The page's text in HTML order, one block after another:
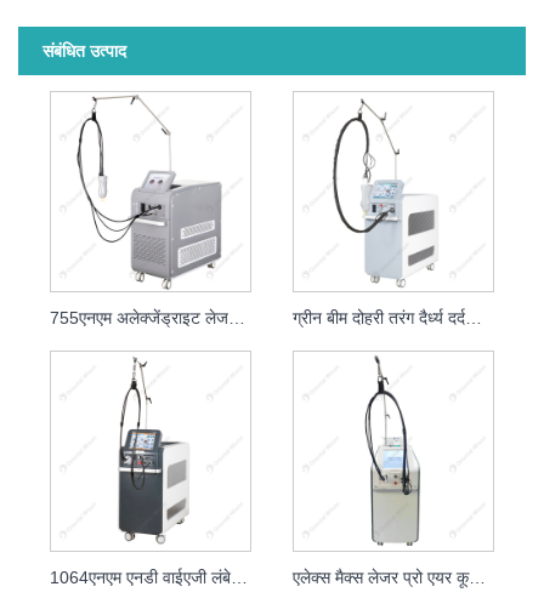
संबंधित उत्पाद
755एनएम अलेक्जेंड्राइट लेजर हेयर रिमूवल सौंदर्य उपकरण
1064एनएम एनडी वाईएजी लंबे स्पंदित लेजर बाल निकालना एलेक्स मैक्स लेजर प्रो एयर कूलिंग ब्यूटी सैलून और क्लिनिक